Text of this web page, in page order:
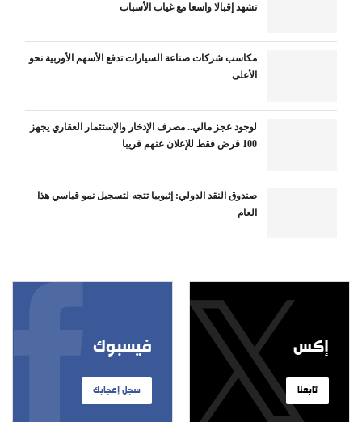
تشهد إقبالا واسعا مع غياب الأسباب
مكاسب شركات صناعة السيارات تدفع الأسهم الأوربية نحو
الأعلى
لوجود عجز مالي.. مصرف الإدخار والإستثمار العقاري يجهز
100 قرض فقط للإعلان عنهم قريبا
صندوق النقد الدولي: إثيوبيا تتجه لتسجيل نمو قياسي هذا
العام
فيسبوك
سجل إعجابك
إكس
تابعنا